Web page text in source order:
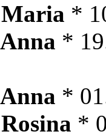
Maria *
*
*
*